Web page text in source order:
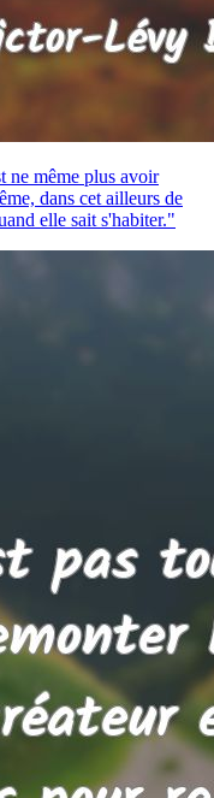
ne même plus avoir
dans cet ailleurs de
elle sait s'habiter."